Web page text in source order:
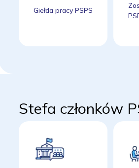
Giełda pracy PSPS
Stefa członków